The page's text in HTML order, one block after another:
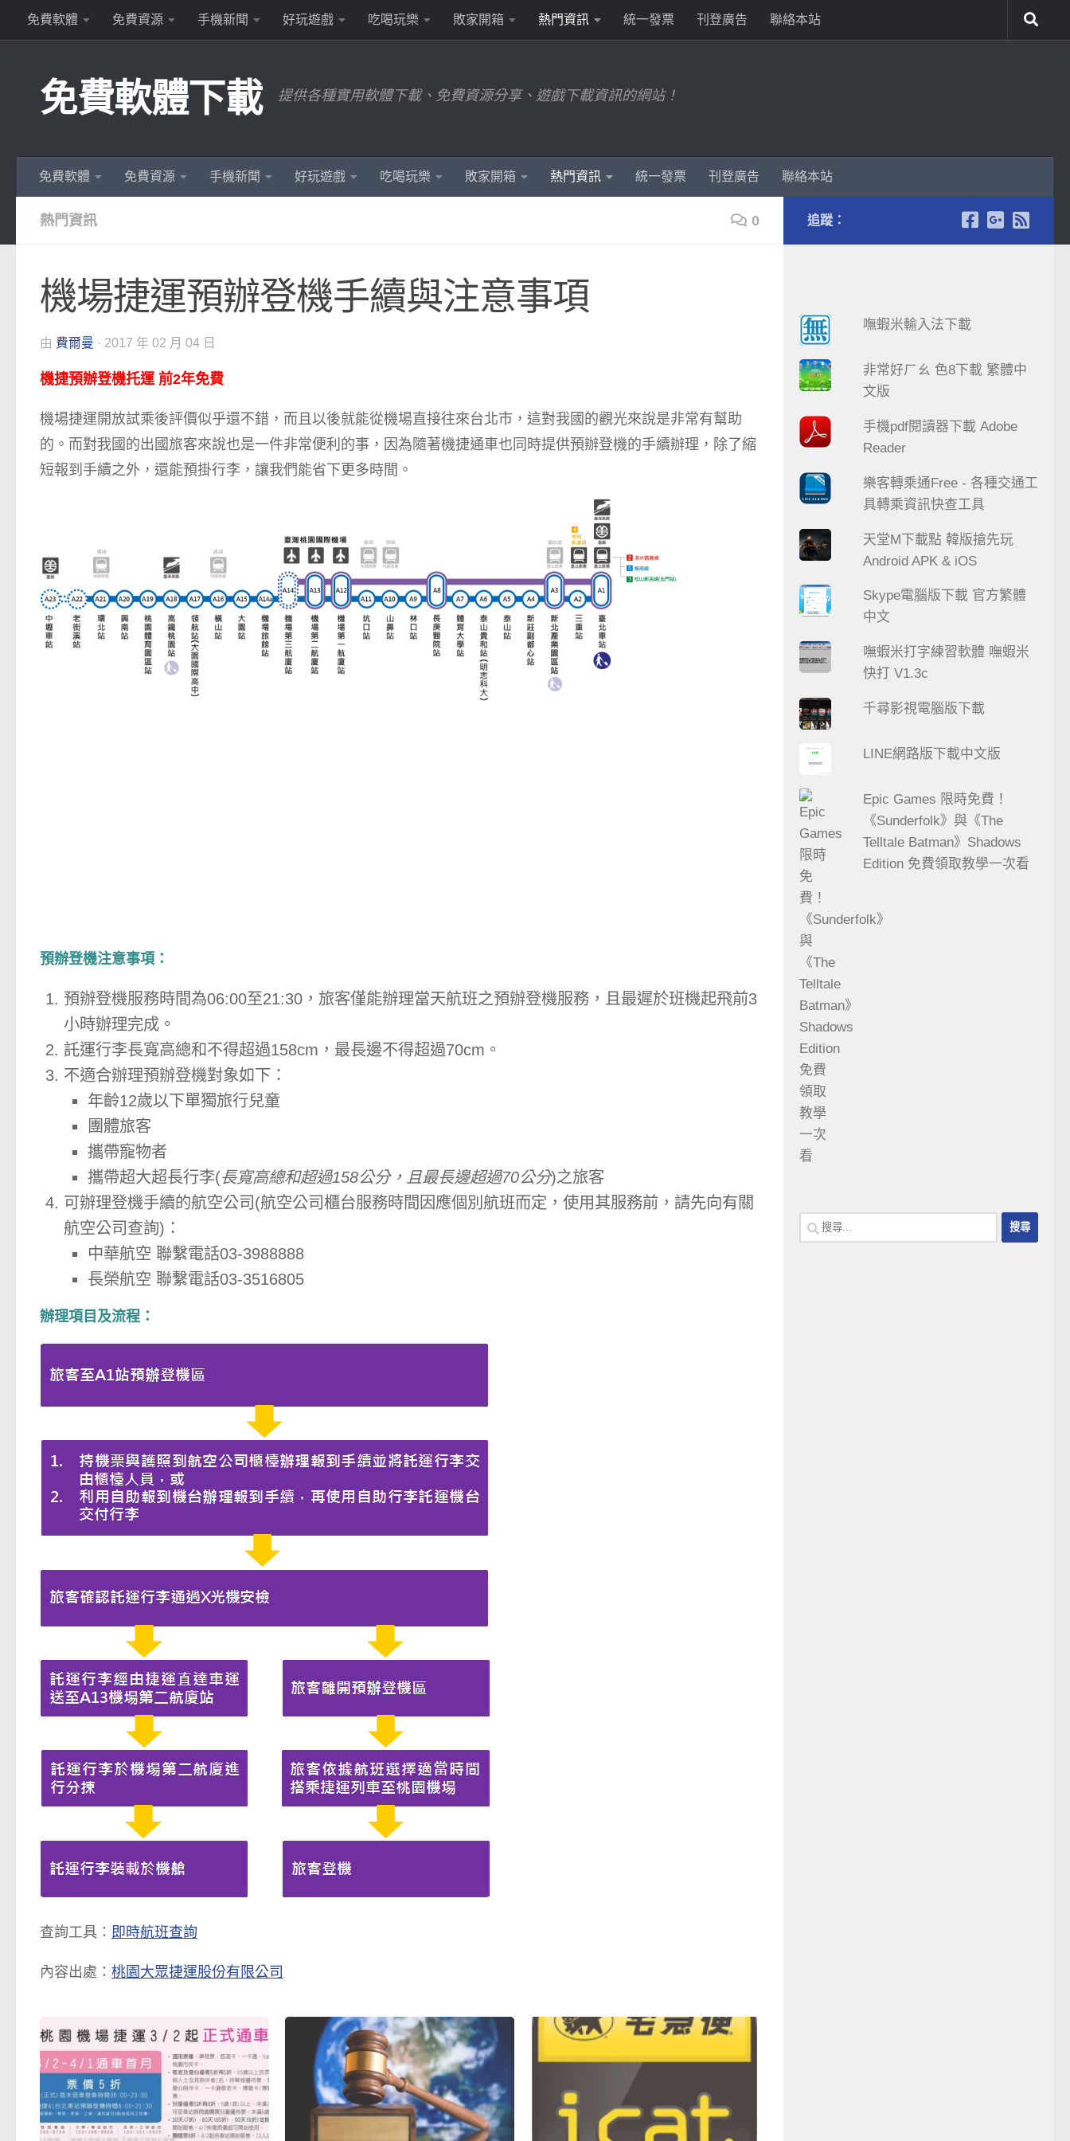
Skip to content
免費軟體 免費資源 手機新聞 好玩遊戲 吃喝玩樂 敗家開箱 熱門資訊 統一發票 刊登廣告 聯絡本站
免費軟體下載 提供各種實用軟體下載、免費資源分享、遊戲下載資訊的網站！
免費軟體 免費資源 手機新聞 好玩遊戲 吃喝玩樂 敗家開箱 熱門資訊 統一發票 刊登廣告 聯絡本站
熱門資訊 0
機場捷運預辦登機手續與注意事項
由 費爾曼 · 2017 年 02 月 04 日
機捷預辦登機托運 前2年免費
機場捷運開放試乘後評價似乎還不錯，而且以後就能從機場直接往來台北市，這對我國的觀光來說是非常有幫助
的。而對我國的出國旅客來說也是一件非常便利的事，因為隨著機捷通車也同時提供預辦登機的手續辦理，除了縮
短報到手續之外，還能預掛行李，讓我們能省下更多時間。
預辦登機注意事項：
預辦登機服務時間為06:00至21:30，旅客僅能辦理當天航班之預辦登機服務，且最遲於班機起飛前3
小時辦理完成。
託運行李長寬高總和不得超過158cm，最長邊不得超過70cm。
不適合辦理預辦登機對象如下：
年齡12歲以下單獨旅行兒童
團體旅客
攜帶寵物者
攜帶超大超長行李(長寬高總和超過158公分，且最長邊超過70公分)之旅客
可辦理登機手續的航空公司(航空公司櫃台服務時間因應個別航班而定，使用其服務前，請先向有關
航空公司查詢)：
中華航空 聯繫電話03-3988888
長榮航空 聯繫電話03-3516805
辦理項目及流程：
查詢工具： 即時航班查詢
內容出處： 桃園大眾捷運股份有限公司
追蹤：
嘸蝦米輸入法下載
非常好ㄏㄠ 色8下載 繁體中
文版
手機pdf閱讀器下載 Adobe
Reader
樂客轉乘通Free - 各種交通工
具轉乘資訊快查工具
天堂M下載點 韓版搶先玩
Android APK & iOS
Skype電腦版下載 官方繁體
中文
嘸蝦米打字練習軟體 嘸蝦米
快打 V1.3c
千尋影視電腦版下載
LINE網路版下載中文版
Epic Games 限時免費！
《Sunderfolk》與《The
Telltale Batman》Shadows
Edition 免費領取教學一次看
搜
尋